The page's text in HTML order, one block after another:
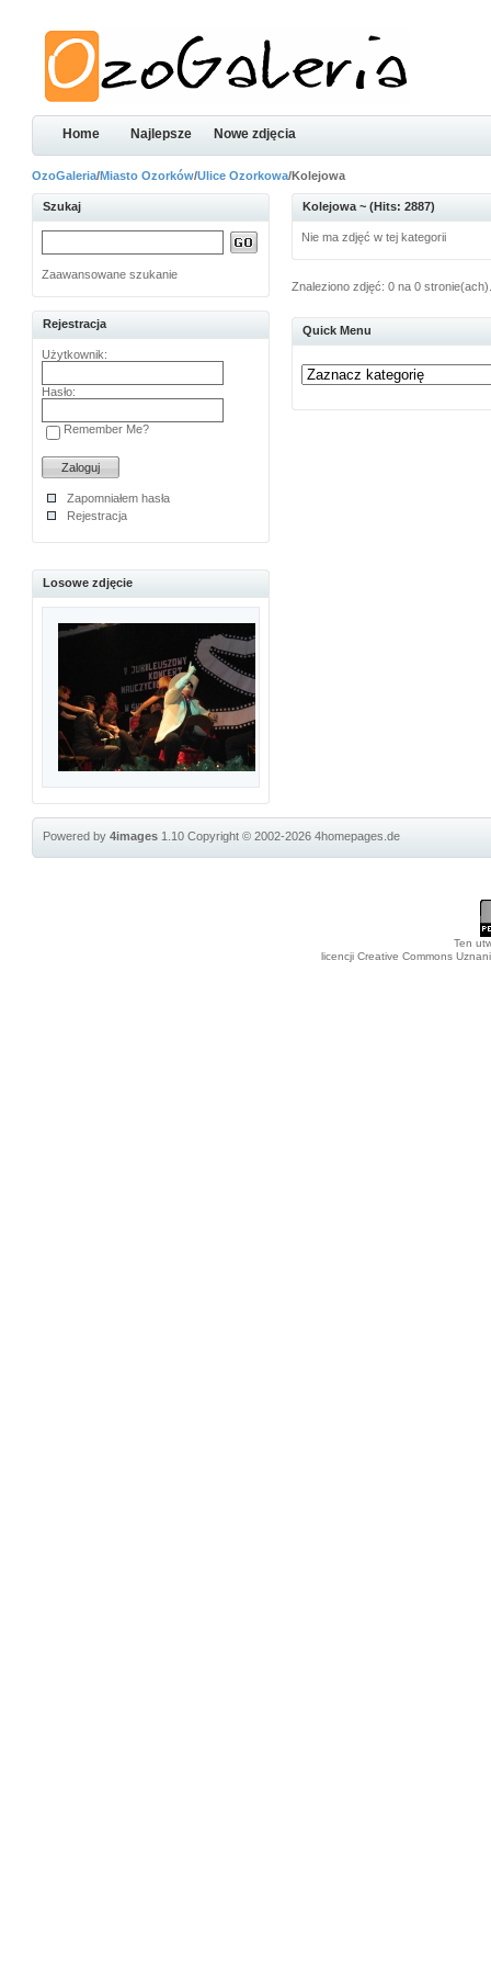
Home Najlepsze Nowe zdjęcia
OzoGaleria/Miasto Ozorków/Ulice Ozorkowa/Kolejowa
Szukaj
Zaawansowane szukanie
Rejestracja
Użytkownik:
Hasło:
Remember Me?
Zapomniałem hasła
Rejestracja
Losowe zdjęcie
Kolejowa ~ (Hits: 2887)
Nie ma zdjęć w tej kategorii
Znaleziono zdjęć: 0 na 0
Quick Menu
Powered by4images 1.10Copyright © 2002-20264homepages.de
Ten
licencji Creative Commons